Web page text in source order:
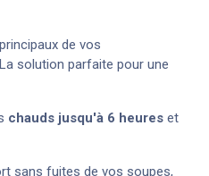
de vos
solution parfaite pour une
chauds jusqu'à 6 heures et
sans fuites de vos soupes,